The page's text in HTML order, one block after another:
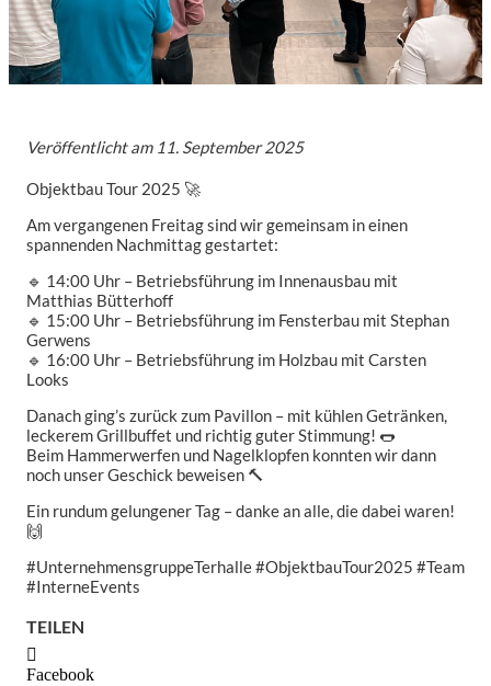
Veröffentlicht am 11. September 2025
Objektbau Tour 2025 🚀
Am vergangenen Freitag sind wir gemeinsam in einen
spannenden Nachmittag gestartet:
🔹 14:00 Uhr – Betriebsführung im Innenausbau mit
Matthias Bütterhoff
🔹 15:00 Uhr – Betriebsführung im Fensterbau mit Stephan
Gerwens
🔹 16:00 Uhr – Betriebsführung im Holzbau mit Carsten
Looks
Danach ging’s zurück zum Pavillon – mit kühlen Getränken,
leckerem Grillbuffet und richtig guter Stimmung! 🌭
Beim Hammerwerfen und Nagelklopfen konnten wir dann
noch unser Geschick beweisen 🔨
Ein rundum gelungener Tag – danke an alle, die dabei waren!
🙌
#UnternehmensgruppeTerhalle #ObjektbauTour2025 #Team
#InterneEvents
TEILEN
Facebook